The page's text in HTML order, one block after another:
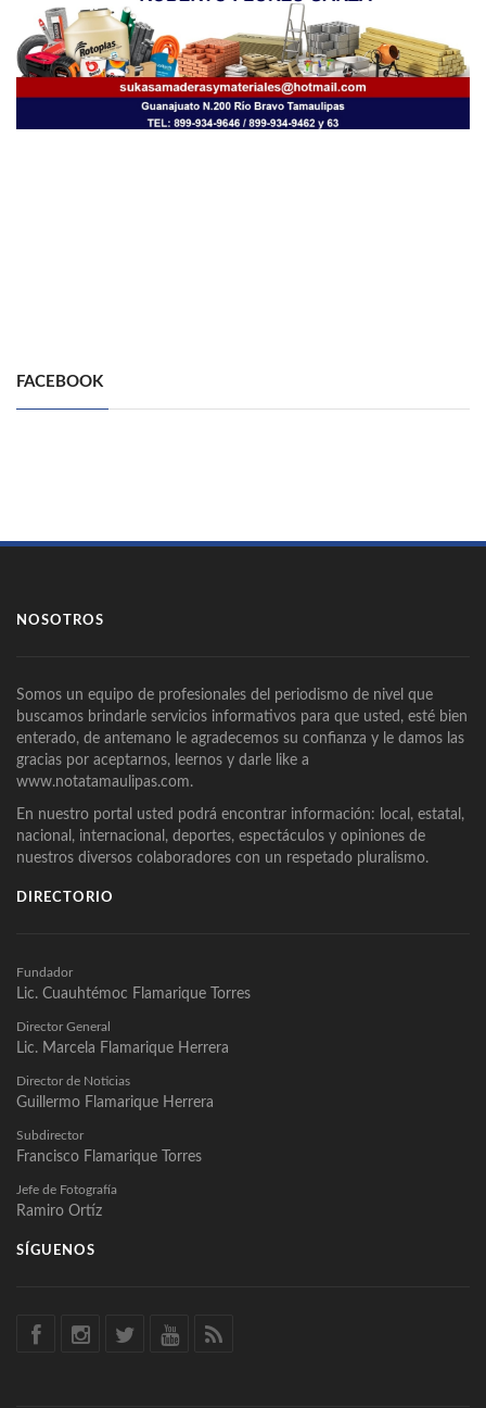
FACEBOOK
NOSOTROS
Somos un equipo de profesionales del periodismo de nivel que
buscamos brindarle servicios informativos para que usted, esté bien
enterado, de antemano le agradecemos su confianza y le damos las
gracias por aceptarnos, leernos y darle like a
www.notatamaulipas.com.
En nuestro portal usted podrá encontrar información: local, estatal,
nacional, internacional, deportes, espectáculos y opiniones de
nuestros diversos colaboradores con un respetado pluralismo.
DIRECTORIO
Fundador
Lic. Cuauhtémoc Flamarique Torres
Director General
Lic. Marcela Flamarique Herrera
Director de Noticias
Guillermo Flamarique Herrera
Subdirector
Francisco Flamarique Torres
Jefe de Fotografía
Ramiro Ortíz
SÍGUENOS